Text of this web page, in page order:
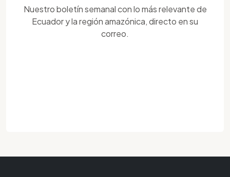
Nuestro boletín semanal con lo más relevante de
Ecuador y la región amazónica, directo en su
correo.